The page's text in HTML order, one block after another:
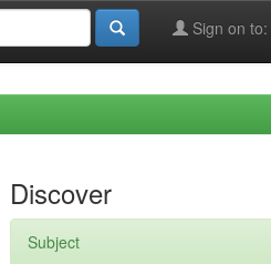
Sign on to:
Discover
Subject